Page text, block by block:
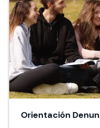
Orientación